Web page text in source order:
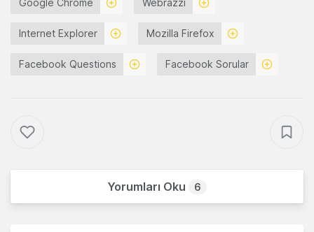
Google Chrome Webrazzi
Internet Explorer Mozilla Firefox
Facebook Questions Facebook Sorular
Yorumları Oku 6